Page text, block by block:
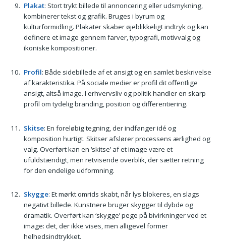
Plakat: Stort trykt billede til annoncering eller udsmykning,
kombinerer tekst og grafik. Bruges i byrum og
kulturformidling. Plakater skaber øjeblikkeligt indtryk og kan
definere et image gennem farver, typografi, motivvalg og
ikoniske kompositioner.
Profil: Både sidebillede af et ansigt og en samlet beskrivelse
af karakteristika. På sociale medier er profil dit offentlige
ansigt, altså image. I erhvervsliv og politik handler en skarp
profil om tydelig branding, position og differentiering.
Skitse: En foreløbig tegning, der indfanger idé og
komposition hurtigt. Skitser afslører processens ærlighed og
valg. Overført kan en ‘skitse’ af et image være et
ufuldstændigt, men retvisende overblik, der sætter retning
for den endelige udformning.
Skygge: Et mørkt omrids skabt, når lys blokeres, en slags
negativt billede. Kunstnere bruger skygger til dybde og
dramatik. Overført kan ‘skygge’ pege på bivirkninger ved et
image: det, der ikke vises, men alligevel former
helhedsindtrykket.